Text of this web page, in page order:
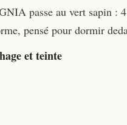
passe au vert sapin :
pensé pour dormir
et teinte